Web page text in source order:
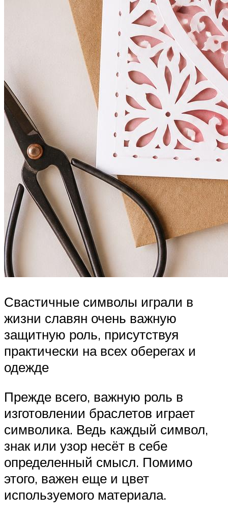
Свастичные символы играли в
жизни славян очень важную
защитную роль, присутствуя
практически на всех оберегах и
одежде
Прежде всего, важную роль в
изготовлении браслетов играет
символика. Ведь каждый символ,
знак или узор несёт в себе
определенный смысл. Помимо
этого, важен еще и цвет
используемого материала.